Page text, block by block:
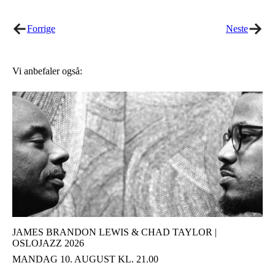
Forrige Neste
Vi anbefaler også:
JAMES BRANDON LEWIS & CHAD TAYLOR |
OSLOJAZZ 2026
MANDAG 10. AUGUST KL. 21.00